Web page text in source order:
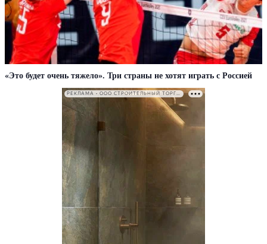
«Это будет очень тяжело». Три страны не хотят играть с Россией
РЕКЛАМА • ООО СТРОИТЕЛЬНЫЙ ТОРГОВЫЙ ДОМ «ПЕТРОВИЧ». ИНН: 7802348846